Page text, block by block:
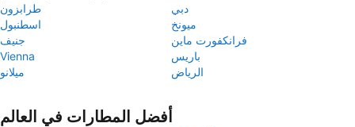
طرابزون
دبي
اسطنبول
ميونخ
جنيف
فرانكفورت ماين
Vienna
باريس
ميلانو
الرياض
أفضل المطارات في العالم